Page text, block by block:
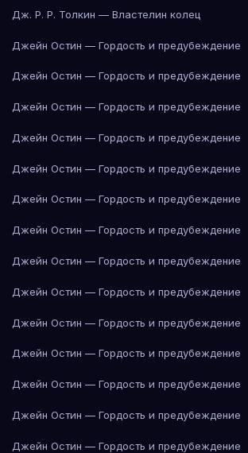
Дж. Р. Р. Толкин — Властелин колец
Джейн Остин — Гордость и предубеждение
Джейн Остин — Гордость и предубеждение
Джейн Остин — Гордость и предубеждение
Джейн Остин — Гордость и предубеждение
Джейн Остин — Гордость и предубеждение
Джейн Остин — Гордость и предубеждение
Джейн Остин — Гордость и предубеждение
Джейн Остин — Гордость и предубеждение
Джейн Остин — Гордость и предубеждение
Джейн Остин — Гордость и предубеждение
Джейн Остин — Гордость и предубеждение
Джейн Остин — Гордость и предубеждение
Джейн Остин — Гордость и предубеждение
Джейн Остин — Гордость и предубеждение